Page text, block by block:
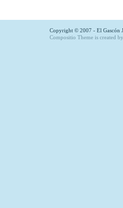
Copyright © 2007 - El Gascón
Compositio Theme is created